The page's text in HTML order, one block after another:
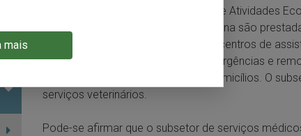
mais
Segundo a Classificação Nacional de Atividades
atividades de atenção à saúde humana são
ambulatórios, consultórios, clínicas, centros de
unidades móveis de atendimento a urgências e
serviços de saúde prestados nos domicílios. O
serviços veterinários.
Pode-se afirmar que o subsetor de serviços